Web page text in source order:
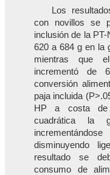
Los
con novillos se
inclusión de la
620 a 684 g en la
mientras que
incrementó de
conversión
paja incluida
HP a costa de
cuadrática la
disminuyendo
resultado se
consumo de